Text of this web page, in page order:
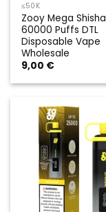
≤50K
Zooy Mega Shisha
60000 Puffs DTL
Disposable Vape
Wholesale
9,00 €